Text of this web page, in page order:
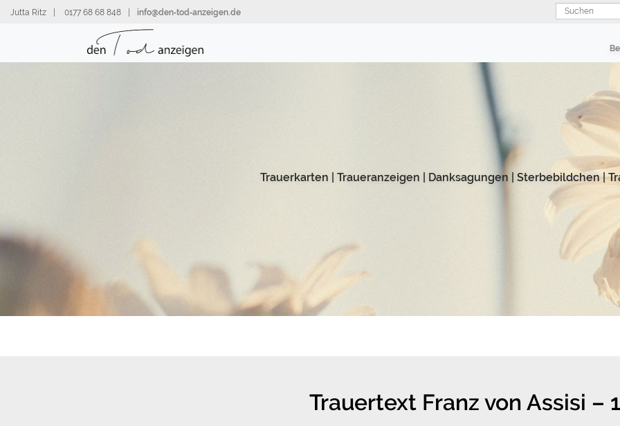
zumJutta Ritz 0177 68 68 848 info@den‑tod‑anzeigen.de Suchen
Trauerkarten Traueranzeigen Danksagungen Sterbebildchen|
Trauertext Franz von Assisi – 1